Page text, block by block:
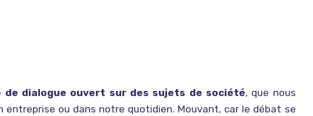
de dialogue ouvert sur des sujets de société, que nous
ou dans notre quotidien. Mouvant, car le débat se